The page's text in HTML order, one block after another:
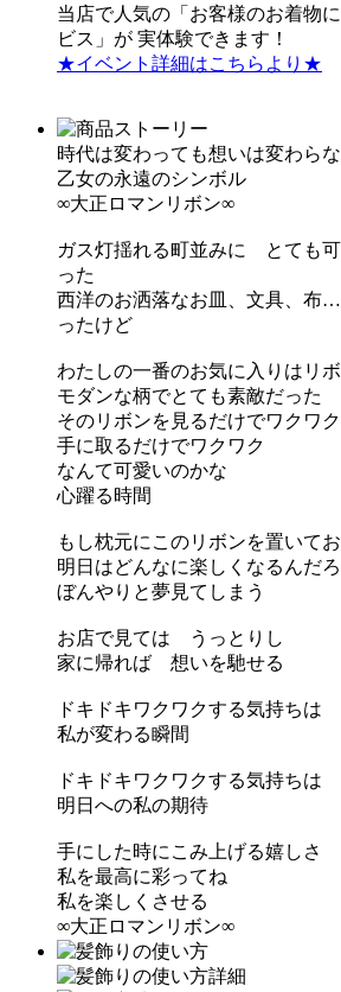
当店で人気の「お客様のお着物
ビス」が 実体験できます！
★イベント詳細はこちらより★
時代は変わっても想いは変わら
乙女の永遠のシンボル
∞大正ロマンリボン∞
ガス灯揺れる町並みに とても
った
西洋のお洒落なお皿、文具、布
ったけど
わたしの一番のお気に入りはリ
モダンな柄でとても素敵だった
そのリボンを見るだけでワクワク
手に取るだけでワクワク
なんて可愛いのかな
心躍る時間
もし枕元にこのリボンを置いて
明日はどんなに楽しくなるんだ
ぼんやりと夢見てしまう
お店で見ては うっとりし
家に帰れば 想いを馳せる
ドキドキワクワクする気持ちは
私が変わる瞬間
ドキドキワクワクする気持ちは
明日への私の期待
手にした時にこみ上げる嬉しさ
私を最高に彩ってね
私を楽しくさせる
∞大正ロマンリボン∞